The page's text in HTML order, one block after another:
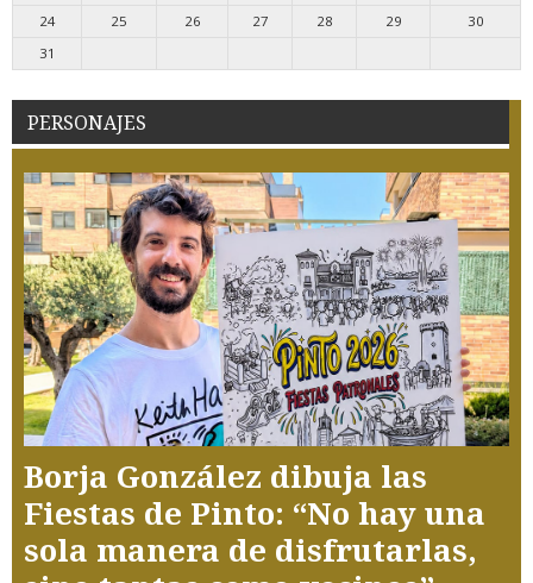
24
25 26 27 28 29
30
31
PERSONAJES
Borja González dibuja las
Fiestas de Pinto: “No hay una
sola manera de disfrutarlas,